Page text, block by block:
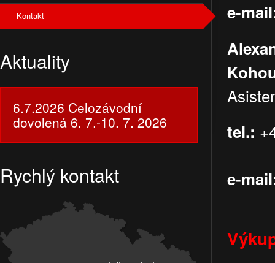
e-
tel.:
e-
Kontakt
Aktuality
6.7.2026 Celozávodní
dovolená 6. 7.-10. 7. 2026
Rychlý kontakt